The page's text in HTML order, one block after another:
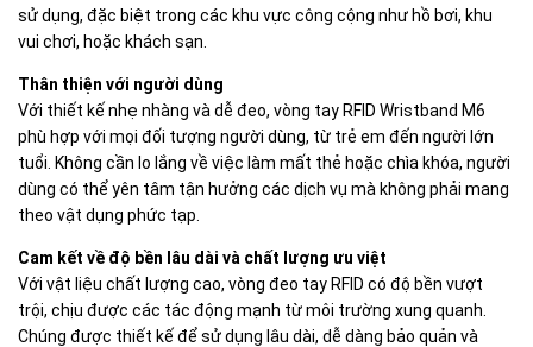
sử dụng, đặc biệt trong các khu vực công cộng như hồ bơi, khu
vui chơi, hoặc khách sạn.
Thân thiện với người dùng
Với thiết kế nhẹ nhàng và dễ đeo, vòng tay RFID Wristband M6
phù hợp với mọi đối tượng người dùng, từ trẻ em đến người lớn
tuổi. Không cần lo lắng về việc làm mất thẻ hoặc chìa khóa, người
dùng có thể yên tâm tận hưởng các dịch vụ mà không phải mang
theo vật dụng phức tạp.
Cam kết về độ bền lâu dài và chất lượng ưu việt
Với vật liệu chất lượng cao, vòng đeo tay RFID có độ bền vượt
trội, chịu được các tác động mạnh từ môi trường xung quanh.
Chúng được thiết kế để sử dụng lâu dài, dễ dàng bảo quản và